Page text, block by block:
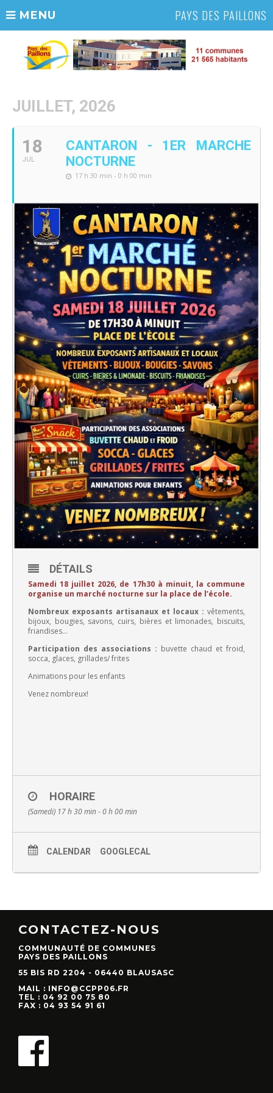
MENU PAYS DES PAILLONS
JUILLET, 2026
18
JUL
CANTARON - 1ER MARCHE
NOCTURNE
17 h 30 min - 0 h 00 min
DÉTAILS
Samedi 18 juillet 2026, de 17h30 à minuit, la commune
organise un marché nocturne sur la place de l’école.
Nombreux exposants artisanaux et locaux : vêtements,
bijoux, bougies, savons, cuirs, bières et limonades, biscuits,
friandises…
Participation des associations : buvette chaud et froid,
socca, glaces, grillades/ frites
Animations pour les enfants
Venez nombreux!
HORAIRE
(Samedi) 17 h 30 min - 0 h 00 min
CALENDAR GOOGLECAL
CONTACTEZ-NOUS
COMMUNAUTÉ DE COMMUNES
PAYS DES PAILLONS
55 BIS RD 2204 - 06440 BLAUSASC
MAIL : INFO@CCPP06.FR
TEL : 04 92 00 75 80
FAX : 04 93 54 91 61